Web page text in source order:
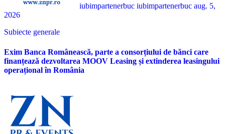
iubimpartenerbuc iubimpartenerbuc aug. 5,
2026
Subiecte generale
Exim Banca Românească, parte a consorțiului de bănci care
finanțează dezvoltarea MOOV Leasing și extinderea leasingului
operațional în România